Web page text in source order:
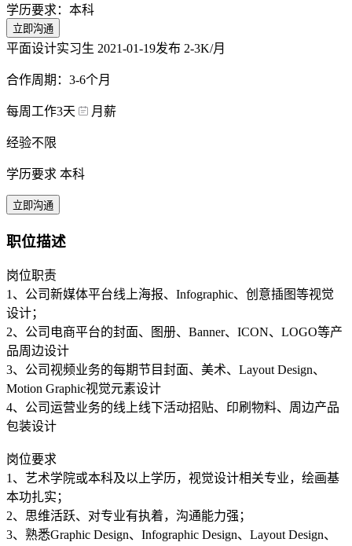
学历要求：本科
立即沟通
平面设计实习生 2021-01-19发布 2-3K/月
合作周期：3-6个月
每周工作3天 月薪
经验不限
学历要求 本科
立即沟通
职位描述
岗位职责
1、公司新媒体平台线上海报、Infographic、创意插图等视觉
设计；
2、公司电商平台的封面、图册、Banner、ICON、LOGO等产
品周边设计
3、公司视频业务的每期节目封面、美术、Layout Design、
Motion Graphic视觉元素设计
4、公司运营业务的线上线下活动招贴、印刷物料、周边产品
包装设计
岗位要求
1、艺术学院或本科及以上学历，视觉设计相关专业，绘画基
本功扎实；
2、思维活跃、对专业有执着，沟通能力强；
3、熟悉Graphic Design、Infographic Design、Layout Design、